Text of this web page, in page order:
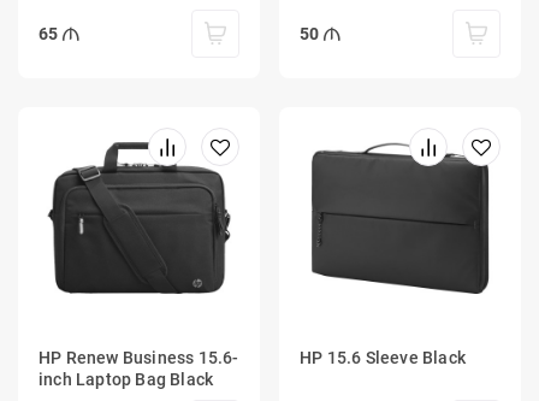
65
50
HP Renew Business 15.6-
inch Laptop Bag Black
HP 15.6 Sleeve Black